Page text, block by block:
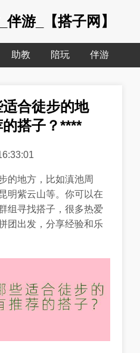
游_【搭子网】
助教 陪玩 伴游
合徒步的地
搭子？****
的地方，比如滇池周
明紫云山等。你可以在
组寻找搭子，很多热爱
团出发，分享经验和乐